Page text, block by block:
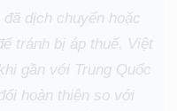
dịch chuyển hoặc
tránh bị áp thuế. Việt
gần với Trung Quốc
hoàn thiện so với